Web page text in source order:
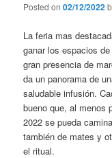
Posted on02/12/2022
La feria mas
ganar los espacios
gran presencia de
da un panorama de
saludable infusión.
bueno que, al menos
2022 se pueda
también de mates y
el ritual.